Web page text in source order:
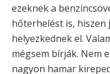
ezeknek a
hőterhelést is,
helyezkednek el.
mégsem bírják. Nem
nagyon hamar